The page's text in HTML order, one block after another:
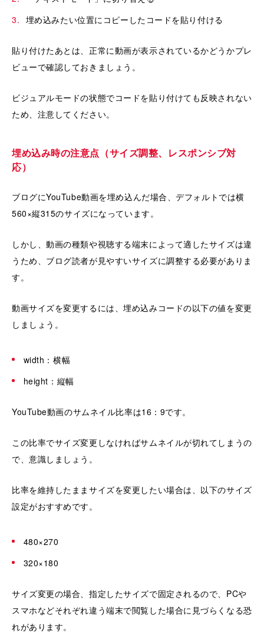
埋め込みたい位置にコピーしたコードを貼り付ける
貼り付けたあとは、正常に動画が表示されているかどうかプレ
ビューで確認しておきましょう。
ビジュアルモードの状態でコードを貼り付けても反映されない
ため、注意してください。
埋め込み時の注意点（サイズ調整、レスポンシブ対
応）
ブログにYouTube動画を埋め込んだ場合、デフォルトでは横
560×縦315のサイズになっています。
しかし、動画の種類や視聴する端末によって適したサイズは違
うため、ブログ読者が見やすいサイズに調整する必要がありま
す。
動画サイズを変更するには、埋め込みコードの以下の値を変更
しましょう。
width：横幅
height：縦幅
YouTube動画のサムネイル比率は16：9です。
この比率でサイズ変更しなければサムネイルが切れてしまうの
で、意識しましょう。
比率を維持したままサイズを変更したい場合は、以下のサイズ
設定がおすすめです。
480×270
320×180
サイズ変更の場合、指定したサイズで固定されるので、PCや
スマホなどそれぞれ違う端末で閲覧した場合に見づらくなる恐
れがあります。